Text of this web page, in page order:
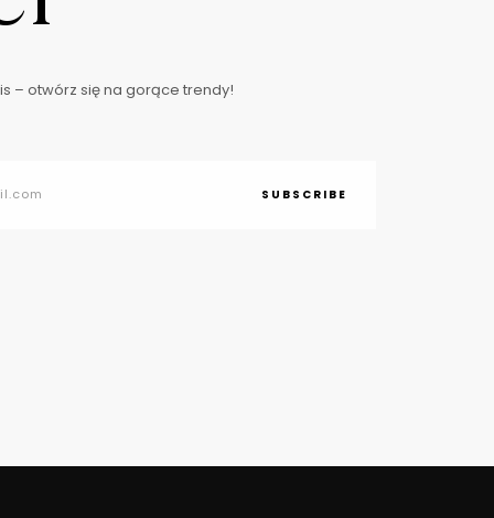
– otwórz się na gorące trendy!
SUBSCRIBE